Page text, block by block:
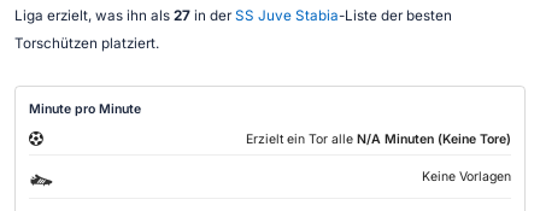
Liga erzielt, was ihn als 27in der SS Juve Stabia-Liste der besten
Torschützen platziert.
Minute pro Minute
Erzielt ein Tor alle N/A Minuten (Keine Tore)
Keine Vorlagen